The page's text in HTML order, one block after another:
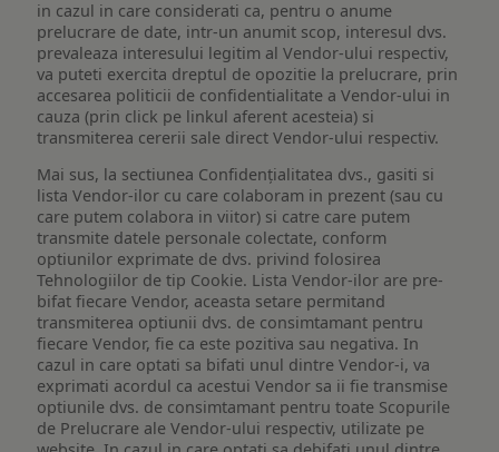
in cazul in care considerati ca, pentru o anume
prelucrare de date, intr-un anumit scop, interesul dvs.
prevaleaza interesului legitim al Vendor-ului respectiv,
va puteti exercita dreptul de opozitie la prelucrare, prin
accesarea politicii de confidentialitate a Vendor-ului in
cauza (prin click pe linkul aferent acesteia) si
transmiterea cererii sale direct Vendor-ului respectiv.
Mai sus, la sectiunea Confidențialitatea dvs., gasiti si
lista Vendor-ilor cu care colaboram in prezent (sau cu
care putem colabora in viitor) si catre care putem
transmite datele personale colectate, conform
optiunilor exprimate de dvs. privind folosirea
Tehnologiilor de tip Cookie. Lista Vendor-ilor are pre-
bifat fiecare Vendor, aceasta setare permitand
transmiterea optiunii dvs. de consimtamant pentru
fiecare Vendor, fie ca este pozitiva sau negativa. In
cazul in care optati sa bifati unul dintre Vendor-i, va
exprimati acordul ca acestui Vendor sa ii fie transmise
optiunile dvs. de consimtamant pentru toate Scopurile
de Prelucrare ale Vendor-ului respectiv, utilizate pe